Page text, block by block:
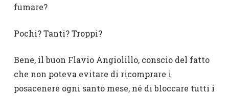
fumare?
Pochi? Tanti? Troppi?
Bene, il buon Flavio Angiolillo, conscio del fatto
che non poteva evitare di ricomprare i
posacenere ogni santo mese, né di bloccare tutti i